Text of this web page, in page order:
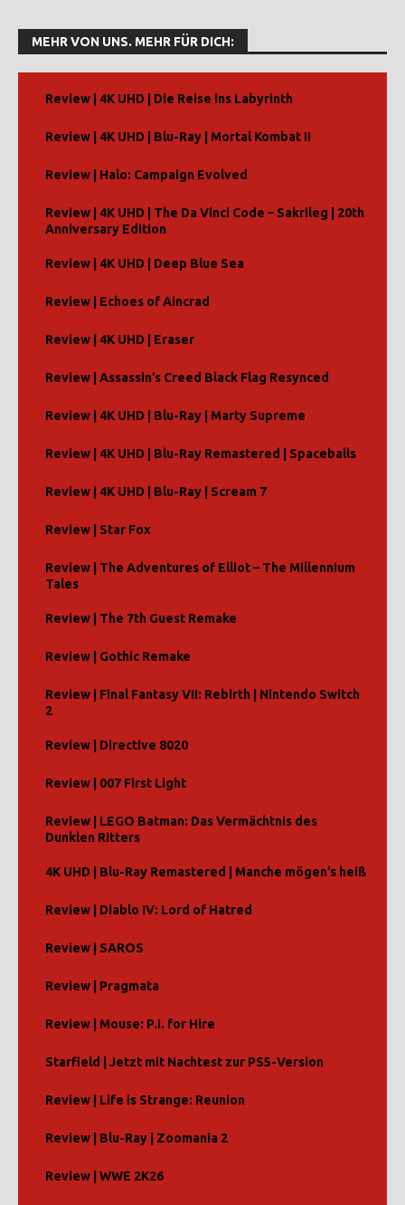
MEHR VON UNS. MEHR FÜR DICH:
Review | 4K UHD | Die Reise ins Labyrinth
Review | 4K UHD | Blu-Ray | Mortal Kombat II
Review | Halo: Campaign Evolved
Review | 4K UHD | The Da Vinci Code – Sakrileg | 20th
Anniversary Edition
Review | 4K UHD | Deep Blue Sea
Review | Echoes of Aincrad
Review | 4K UHD | Eraser
Review | Assassin’s Creed Black Flag Resynced
Review | 4K UHD | Blu-Ray | Marty Supreme
Review | 4K UHD | Blu-Ray Remastered | Spaceballs
Review | 4K UHD | Blu-Ray | Scream 7
Review | Star Fox
Review | The Adventures of Elliot – The Millennium
Tales
Review | The 7th Guest Remake
Review | Gothic Remake
Review | Final Fantasy VII: Rebirth | Nintendo Switch
2
Review | Directive 8020
Review | 007 First Light
Review | LEGO Batman: Das Vermächtnis des
Dunklen Ritters
4K UHD | Blu-Ray Remastered | Manche mögen’s heiß
Review | Diablo IV: Lord of Hatred
Review | SAROS
Review | Pragmata
Review | Mouse: P.I. for Hire
Starfield | Jetzt mit Nachtest zur PS5-Version
Review | Life is Strange: Reunion
Review | Blu-Ray | Zoomania 2
Review | WWE 2K26